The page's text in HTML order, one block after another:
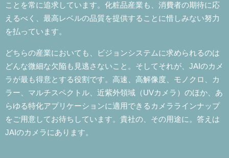
ことを常に追求しています。化粧品産業も、消費者の期待に応
えるべく、最高レベルの品質を提供することに惜しみない努力
を払っています。
どちらの産業においても、ビジョンシステムに求められるのは
どんな微細な欠陥も見逃さないこと。そしてそれが、JAIのカメ
ラが最も得意とする役割です。高速、高解像度、モノクロ、カ
ラー、マルチスペクトル、近紫外領域（UVカメラ）のほか、あ
らゆる特化アプリケーションに適用できるカメララインナップ
をご用意してお待ちしています。貴社の、その用途に。答えは
JAIのカメラにあります。